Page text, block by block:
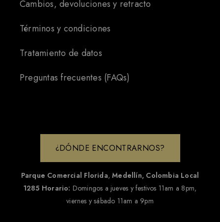
Cambios, devoluciones y retracto
Términos y condiciones
Tratamiento de datos
Preguntas frecuentes (FAQs)
¿DÓNDE ENCONTRARNOS?
Parque Comercial Florida,Medellín, Colombia Local
1285 Horario: Domingos a jueves y festivos 11am a 8pm,
viernes y sábado 11am a 9pm